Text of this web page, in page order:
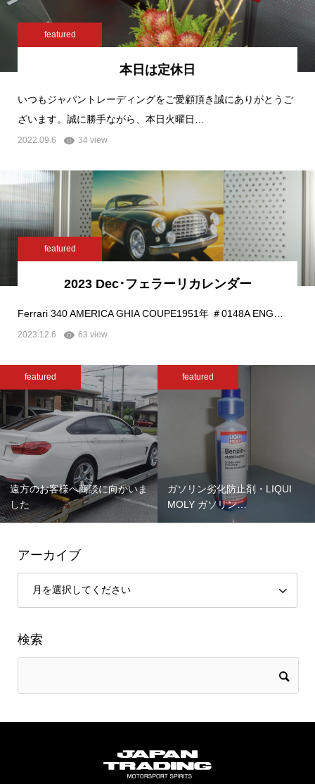
featured
本日は定休日
いつもジャパントレーディングをご愛顧頂き誠にありがとうご
ざいます。誠に勝手ながら、本日火曜日…
2022.09.6 34 view
featured
2023 Dec･フェラーリカレンダー
Ferrari 340 AMERICA GHIA COUPE1951年 ＃0148A ENG…
2023.12.6 63 view
featured
遠方のお客様へ商談に向かいま
した
featured
ガソリン劣化防止剤・LIQUI
MOLY ガソリン…
アーカイブ
検索